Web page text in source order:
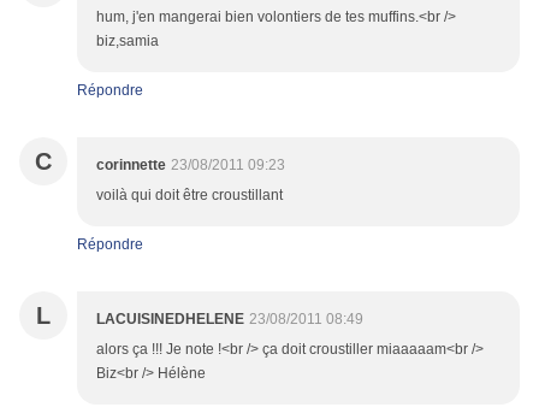
hum, j'en mangerai bien volontiers de tes muffins.<br />
biz,samia
Répondre
C corinnette 23/08/2011 09:23
voilà qui doit être croustillant
Répondre
L LACUISINEDHELENE 23/08/2011 08:49
alors ça !!! Je note !<br /> ça doit croustiller miaaaaam<br />
Biz<br /> Hélène